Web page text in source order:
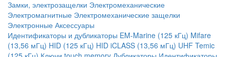
Замки, электрозащелки Электромеханические
Электромагнитные Электромеханические защелки
Электронные Аксессуары
Идентификаторы и дубликаторы EM-Marine (125 кГц) Mifare
(13,56 мГц) HID (125 кГц) HID iCLASS (13,56 мГц) UHF Temic